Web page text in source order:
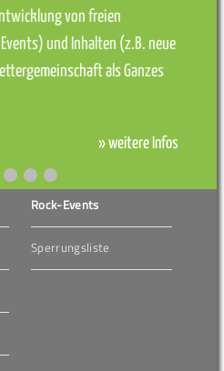
von freien
und Inhalten (z.B. neue
als Ganzes
» weitere Infos
Rock-Events
Sperrungsliste